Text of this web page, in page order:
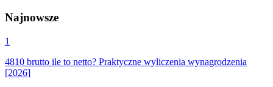
Najnowsze
1
4810 brutto ile to netto? Praktyczne wyliczenia wynagrodzenia
[2026]